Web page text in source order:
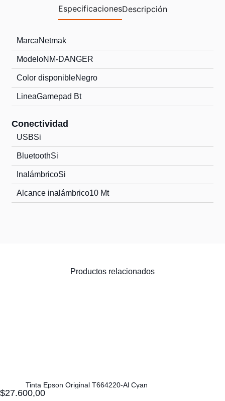
EspecificacionesDescripción
MarcaNetmak
ModeloNM-DANGER
Color disponibleNegro
LineaGamepad Bt
Conectividad
USBSi
BluetoothSi
InalámbricoSi
Alcance inalámbrico10 Mt
Productos relacionados
Tinta Epson Original T664220-Al Cyan
$27.600,00